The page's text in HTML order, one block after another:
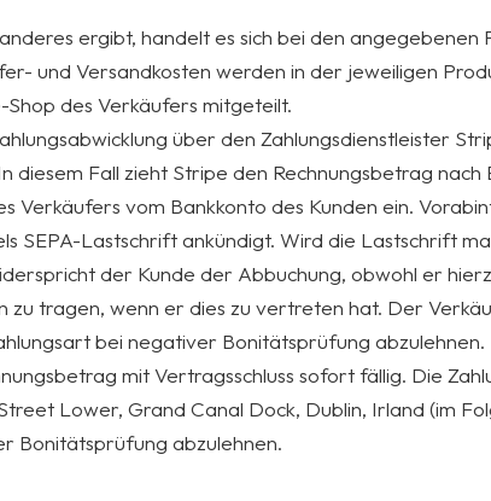
ergibt, handelt es sich bei den
und Versandkosten werden in der jeweiligen
Shop des Verkäufers mitgeteilt.
über den Zahlungsdienstleister
diesem Fall zieht Stripe den Rechnungsbetrag
vom Bankkonto des Kunden ein.
SEPA-Lastschrift ankündigt. Wird die Lastschrift
der Kunde der Abbuchung, obwohl er
tragen, wenn er dies zu vertreten hat. Der
bei negativer Bonitätsprüfung abzulehnen.
mit Vertragsschluss sofort fällig. Die
Lower, Grand Canal Dock, Dublin, Irland (im
Bonitätsprüfung abzulehnen.